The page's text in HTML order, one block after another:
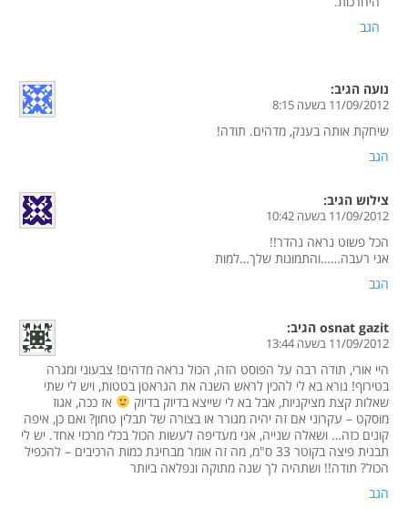
הגב
נועה הגיב:
11/09/2012 בשעה 8:15
שיחקת אותה בענק, מדהים. תודה!
הגב
צילוש הגיב:
11/09/2012 בשעה 10:42
הכל פשוט נראה נהדר!!
אני רעבה……והתמונות שלך…למות
הגב
osnat gazit הגיב:
11/09/2012 בשעה 13:44
היי אורי, תודה רבה על הפוסט הזה, הכול נראה מדהים! צבעוני ומגרה
בטירוף! נורא בא לי להכין לראש השנה את הגראטן בטטות, ויש לי שתי
שאלות קצת מציקניות, אבל בא לי שייצא בדיוק בדיוק
אז ככה, אגוז
מוסקט – עקרוני אם זה יהיה מגורר או בצורה של תבלין טחון? ואם כן, איפה
קונים כזה… ושאלה שנייה, אני מעדיפה לעשות הכול בכלי מרכזי אחד. יש לי
תבנית פיצה בקוטר 33 ס"מ, מה זה אומר מבחינת כמות הרכיבים – להכפיל
הכול? תודה!! ושתהיה לך שנה מתוקה ונפלאה ביותר
הגב